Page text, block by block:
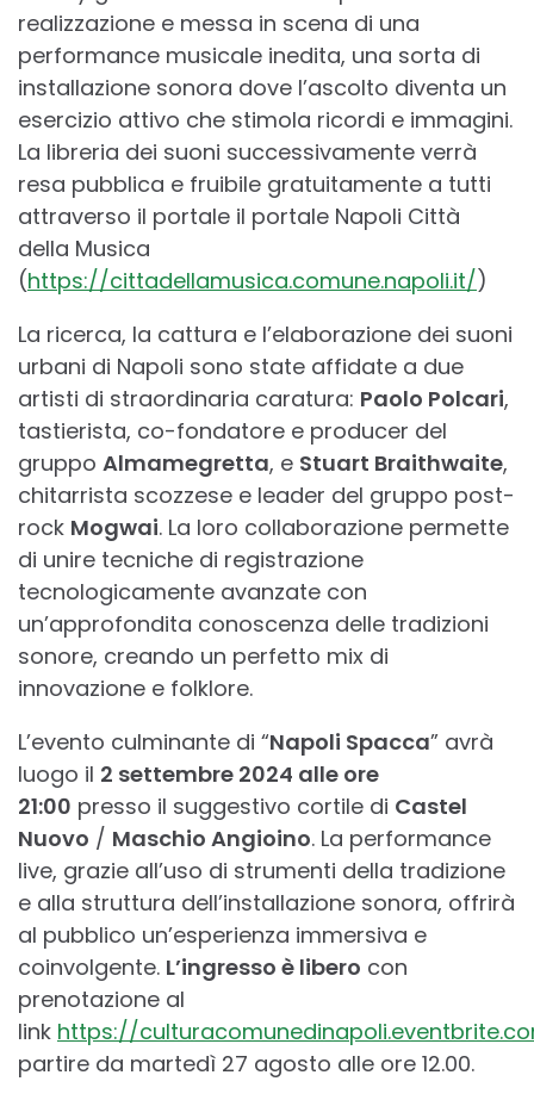
realizzazione e messa in scena di una
performance musicale inedita, una sorta di
installazione sonora dove l’ascolto diventa un
esercizio attivo che stimola ricordi e immagini.
La libreria dei suoni successivamente verrà
resa pubblica e fruibile gratuitamente a tutti
attraverso il portale il portale Napoli Città
della Musica
(https://cittadellamusica.comune.napoli.it/)
La ricerca, la cattura e l’elaborazione dei suoni
urbani di Napoli sono state affidate a due
artisti di straordinaria caratura: Paolo Polcari,
tastierista, co-fondatore e producer del
gruppo Almamegretta, e Stuart Braithwaite,
chitarrista scozzese e leader del gruppo post-
rock Mogwai. La loro collaborazione permette
di unire tecniche di registrazione
tecnologicamente avanzate con
un’approfondita conoscenza delle tradizioni
sonore, creando un perfetto mix di
innovazione e folklore.
L’evento culminante di “Napoli Spacca” avrà
luogo il 2 settembre 2024 alle ore
21:00 presso il suggestivo cortile di Castel
Nuovo / Maschio Angioino. La performance
live, grazie all’uso di strumenti della tradizione
e alla struttura dell’installazione sonora, offrirà
al pubblico un’esperienza immersiva e
coinvolgente. L’ingresso è libero con
prenotazione al
link https://
partire da martedì 27 agosto alle ore 12.00.